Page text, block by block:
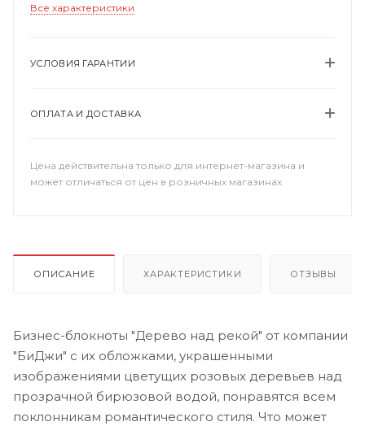
Все характеристики
УСЛОВИЯ ГАРАНТИИ
ОПЛАТА И ДОСТАВКА
Цена действительна только для интернет-магазина и
может отличаться от цен в розничных магазинах
ОПИСАНИЕ ХАРАКТЕРИСТИКИ ОТЗЫВЫ
Бизнес-блокноты "Дерево над рекой" от компании
"БиДжи" с их обложками, украшенными
изображениями цветущих розовых деревьев над
прозрачной бирюзовой водой, понравятся всем
поклонникам романтического стиля. Что может